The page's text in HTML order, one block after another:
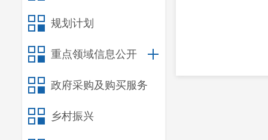
规划计划
重点领域信息公开
政府采购及购买服务
乡村振兴